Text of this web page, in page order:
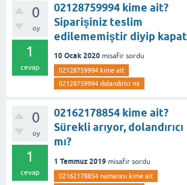
0
oy
1
cevap
02128759994 kime ait?
Siparişiniz teslim
edilememiştir diyip
10 Ocak 2020 misafir sordu
02128759994 kime ait
02128759994 dolandirici mi
0
oy
1
cevap
02162178854 kime ait?
Sürekli arıyor, dolandırıcı
mı?
1 Temmuz 2019 misafir sordu
02162178854 numarası kime ait